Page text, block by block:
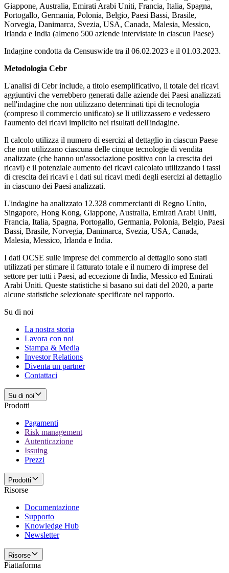
Giappone, Australia, Emirati Arabi Uniti, Francia, Italia, Spagna,
Portogallo, Germania, Polonia, Belgio, Paesi Bassi, Brasile,
Norvegia, Danimarca, Svezia, USA, Canada, Malesia, Messico,
Irlanda e India (almeno 500 aziende intervistate in ciascun Paese)
Indagine condotta da Censuswide tra il 06.02.2023 e il 01.03.2023.
Metodologia Cebr
L'analisi di Cebr include, a titolo esemplificativo, il totale dei ricavi
aggiuntivi che verrebbero generati dalle aziende dei Paesi analizzati
nell'indagine che non utilizzano determinati tipi di tecnologia
(compreso il commercio unificato) se li utilizzassero e vedessero
l'aumento dei ricavi implicito nei risultati dell'indagine.
Il calcolo utilizza il numero di esercizi al dettaglio in ciascun Paese
che non utilizzano ciascuna delle cinque tecnologie di vendita
analizzate (che hanno un'associazione positiva con la crescita dei
ricavi) e il potenziale aumento dei ricavi calcolato utilizzando i tassi
di crescita dei ricavi e i dati sui ricavi medi degli esercizi al dettaglio
in ciascuno dei Paesi analizzati.
L'indagine ha analizzato 12.328 commercianti di Regno Unito,
Singapore, Hong Kong, Giappone, Australia, Emirati Arabi Uniti,
Francia, Italia, Spagna, Portogallo, Germania, Polonia, Belgio, Paesi
Bassi, Brasile, Norvegia, Danimarca, Svezia, USA, Canada,
Malesia, Messico, Irlanda e India.
I dati OCSE sulle imprese del commercio al dettaglio sono stati
utilizzati per stimare il fatturato totale e il numero di imprese del
settore per tutti i Paesi, ad eccezione di India, Messico ed Emirati
Arabi Uniti. Queste statistiche si basano sui dati del 2020, a parte
alcune statistiche selezionate specificate nel rapporto.
Su di noi
La nostra storia
Lavora con noi
Stampa & Media
Investor Relations
Diventa un partner
Contattaci
Su di noi
Prodotti
Pagamenti
Risk management
Autenticazione
Issuing
Prezzi
Prodotti
Risorse
Documentazione
Supporto
Knowledge Hub
Newsletter
Risorse
Piattaforma